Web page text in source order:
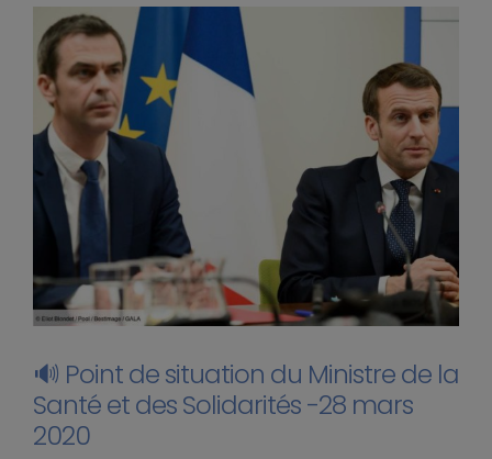
🔊 Point de situation du Ministre de la
Santé et des Solidarités -28 mars
2020